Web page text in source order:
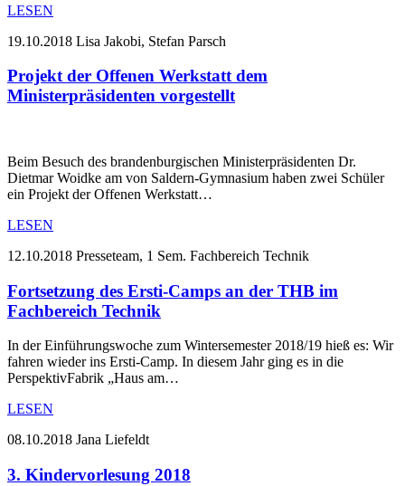
LESEN
19.10.2018 Lisa Jakobi, Stefan Parsch
Projekt der Offenen Werkstatt dem
Ministerpräsidenten vorgestellt
Beim Besuch des brandenburgischen Ministerpräsidenten Dr.
Dietmar Woidke am von Saldern-Gymnasium haben zwei Schüler
ein Projekt der Offenen Werkstatt…
LESEN
12.10.2018 Presseteam, 1 Sem. Fachbereich Technik
Fortsetzung des Ersti-Camps an der THB im
Fachbereich Technik
In der Einführungswoche zum Wintersemester 2018/19 hieß es: Wir
fahren wieder ins Ersti-Camp. In diesem Jahr ging es in die
PerspektivFabrik „Haus am…
LESEN
08.10.2018 Jana Liefeldt
3. Kindervorlesung 2018